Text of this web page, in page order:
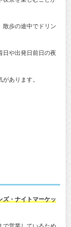
散歩の途中でドリン
日や出発日前日の夜
あります。
ズ・ナイトマーケッ